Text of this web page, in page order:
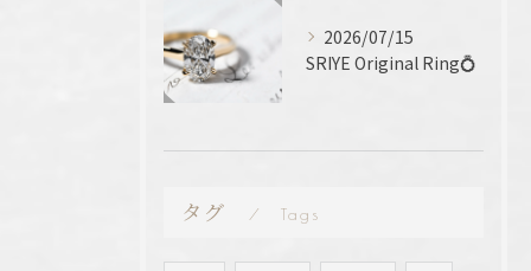
2026/07/15
SRIYE Original Ring💍
タグ Tags